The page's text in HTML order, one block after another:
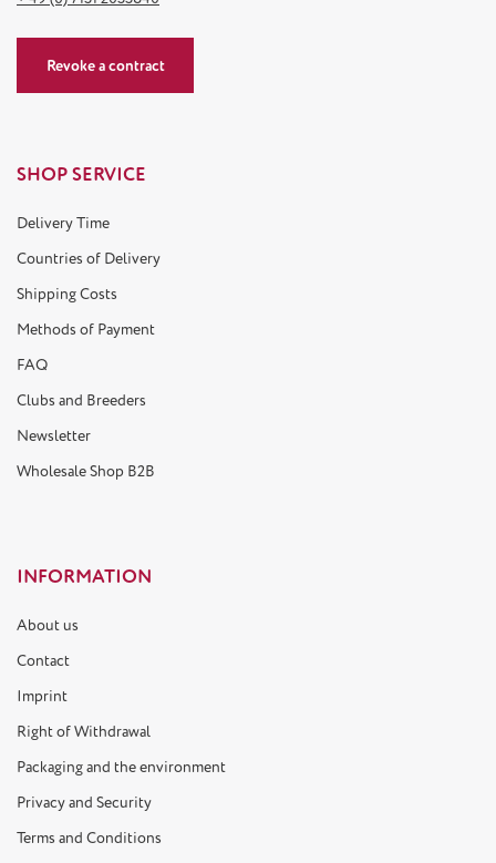
Revoke a contract
SHOP SERVICE
Delivery Time
Countries of Delivery
Shipping Costs
Methods of Payment
FAQ
Clubs and Breeders
Newsletter
Wholesale Shop B2B
INFORMATION
About us
Contact
Imprint
Right of Withdrawal
Packaging and the environment
Privacy and Security
Terms and Conditions